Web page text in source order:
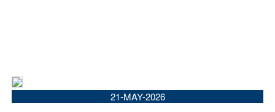
CINEMA
21-MAY-2026